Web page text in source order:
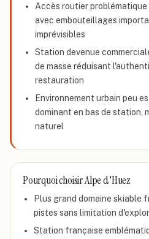
Accès routier problématique
avec embouteillages
imprévisibles
Station devenue
de masse réduisant
restauration
Environnement urbain peu
dominant en bas de station,
naturel
Pourquoi choisirAlpe d'Huez
Plus grand domaine
pistes sans limitation
Station française